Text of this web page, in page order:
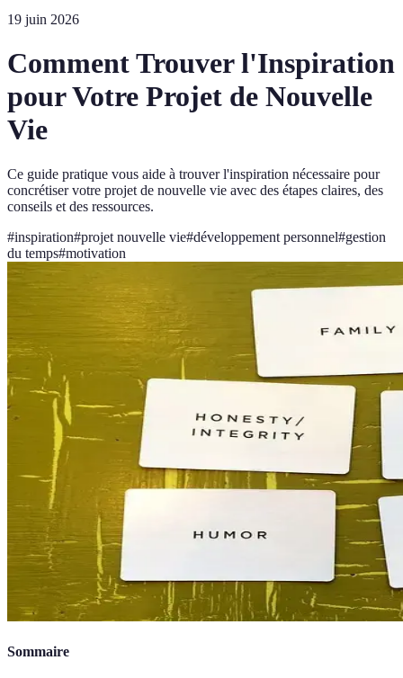
19 juin 2026
Comment Trouver l'Inspiration
pour Votre Projet de Nouvelle
Vie
Ce guide pratique vous aide à trouver l'inspiration nécessaire pour
concrétiser votre projet de nouvelle vie avec des étapes claires, des
conseils et des ressources.
#inspiration#projet nouvelle vie#développement personnel#gestion
du temps#motivation
Sommaire